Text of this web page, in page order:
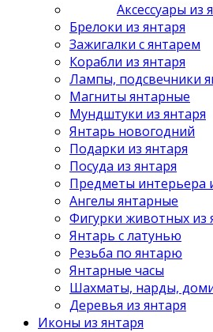
Аксессуары из
Брелоки из янтаря
Зажигалки с янтарем
Корабли из янтаря
Лампы, подсвечники
Магниты янтарные
Мундштуки из янтаря
Янтарь новогодний
Подарки из янтаря
Посуда из янтаря
Предметы интерьера
Ангелы янтарные
Фигурки животных из
Янтарь с латунью
Резьба по янтарю
Янтарные часы
Шахматы, нарды,
Деревья из янтаря
Иконы из янтаря